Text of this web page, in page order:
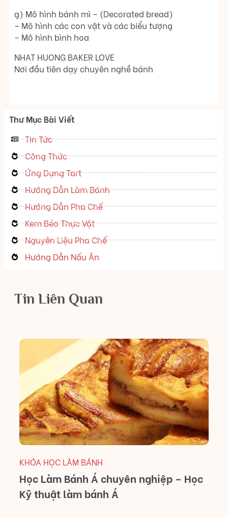
g) Mô hình bánh mì – (Decorated bread)
– Mô hình các con vật và các biểu tượng
– Mô hình bình hoa
NHAT HUONG BAKER LOVE
Nơi đầu tiên dạy chuyên nghề bánh
Thư Mục Bài Viết
Tin Tức
Công Thức
Ứng Dụng Tart
Hướng Dẫn Làm Bánh
Hướng Dẫn Pha Chế
Kem Béo Thực Vật
Nguyên Liệu Pha Chế
Hướng Dẫn Nấu Ăn
Tin Liên Quan
KHÓA HỌC LÀM BÁNH
Học Làm Bánh Á chuyên nghiệp – Học
Kỹ thuật làm bánh Á